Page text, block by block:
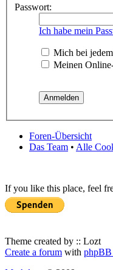
Passwort:
Ich habe mein
Mich bei
Meinen
Foren-Übersicht
Das Team • Alle
If you like this place, feel
Theme created by :: Lozt
Create a forum with